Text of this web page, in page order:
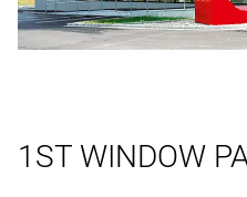
1ST WINDOW